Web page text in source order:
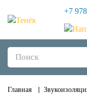
+7
Главная